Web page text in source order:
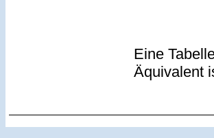
Eine
Äquivalent